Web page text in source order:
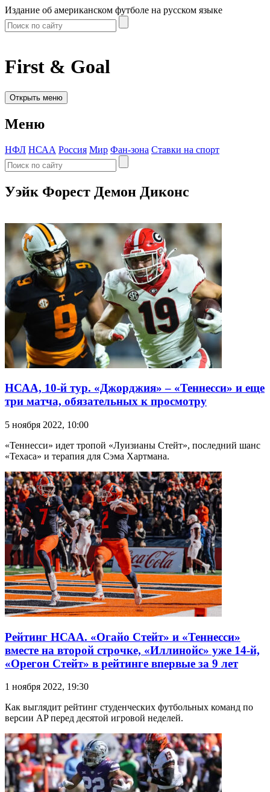
Издание об американском футболе на русском языке
First & Goal
Открыть меню
Меню
НФЛ НСАА Россия Мир Фан-зона Ставки на спорт
Уэйк Форест Демон Диконс
НСАА, 10-й тур. «Джорджия» – «Теннесси» и еще
три матча, обязательных к просмотру
5 ноября 2022, 10:00
«Теннесси» идет тропой «Луизианы Стейт», последний шанс
«Техаса» и терапия для Сэма Хартмана.
Рейтинг НСАА. «Огайо Стейт» и «Теннесси»
вместе на второй строчке, «Иллинойс» уже 14-й,
«Орегон Стейт» в рейтинге впервые за 9 лет
1 ноября 2022, 19:30
Как выглядит рейтинг студенческих футбольных команд по
версии AP перед десятой игровой неделей.